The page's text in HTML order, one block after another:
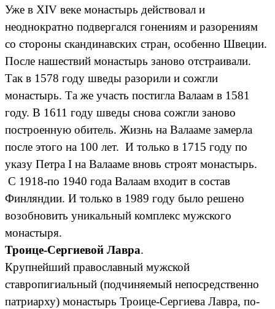
Уже в XIV веке монастырь действовал и
неоднократно подвергался гонениям и разорениям
со стороны скандинавских стран, особенно Швеции.
После нашествий монастырь заново отстраивали.
Так в 1578 году шведы разорили и сожгли
монастырь. Та же участь постигла Валаам в 1581
году. В 1611 году шведы снова сожгли заново
построенную обитель. Жизнь на Валааме замерла
после этого на 100 лет. И только в 1715 году по
указу Петра I на Валааме вновь строят монастырь.
С 1918-по 1940 года Валаам входит в состав
Финляндии. И только в 1989 году было решено
возобновить уникальный комплекс мужского
монастыря.
Троице-Сергиевой Лавра.
Крупнейший православный мужской
ставропигиальный (подчиняемый непосредственно
патриарху) монастырь Троице-Сергиева Лавра, по-